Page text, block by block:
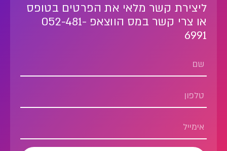
ליצירת קשר מלאי את הפרטים בטופס
או צרי קשר במס הווצאפ 052-481-
6991